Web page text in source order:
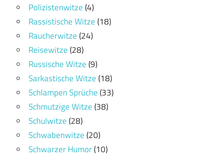
Polizistenwitze(4)
Rassistische Witze(18)
Raucherwitze(24)
Reisewitze(28)
Russische Witze(9)
Sarkastische Witze(18)
Schlampen Sprüche(33)
Schmutzige Witze(38)
Schulwitze(28)
Schwabenwitze(20)
Schwarzer Humor(10)